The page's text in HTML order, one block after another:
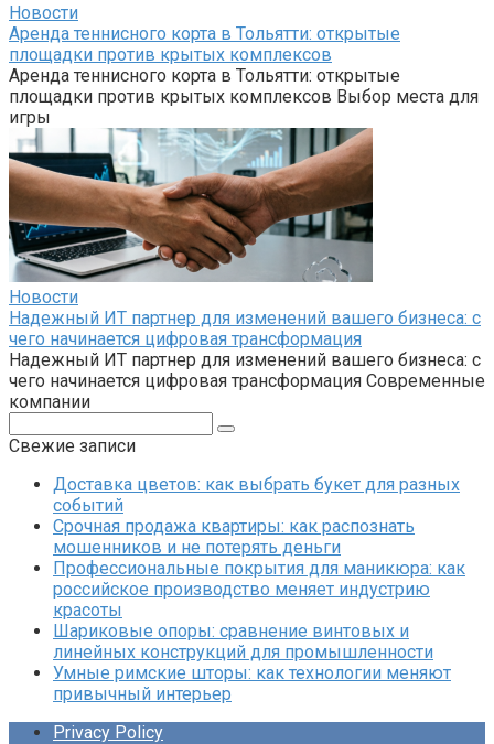
Новости
Аренда теннисного корта в Тольятти: открытые
площадки против крытых комплексов
Аренда теннисного корта в Тольятти: открытые
площадки против крытых комплексов Выбор места для
игры
Новости
Надежный ИТ партнер для изменений вашего бизнеса: с
чего начинается цифровая трансформация
Надежный ИТ партнер для изменений вашего бизнеса: с
чего начинается цифровая трансформация Современные
компании
Свежие записи
Доставка цветов: как выбрать букет для разных
событий
Срочная продажа квартиры: как распознать
мошенников и не потерять деньги
Профессиональные покрытия для маникюра: как
российское производство меняет индустрию
красоты
Шариковые опоры: сравнение винтовых и
линейных конструкций для промышленности
Умные римские шторы: как технологии меняют
привычный интерьер
Privacy Policy